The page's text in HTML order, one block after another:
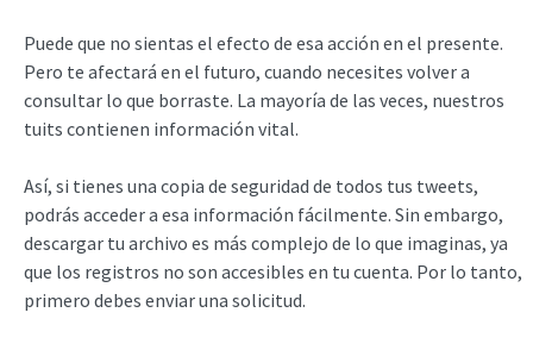
Puede que no sientas el efecto de esa acción en el presente.
Pero te afectará en el futuro, cuando necesites volver a
consultar lo que borraste. La mayoría de las veces, nuestros
tuits contienen información vital.
Así, si tienes una copia de seguridad de todos tus tweets,
podrás acceder a esa información fácilmente. Sin embargo,
descargar tu archivo es más complejo de lo que imaginas, ya
que los registros no son accesibles en tu cuenta. Por lo tanto,
primero debes enviar una solicitud.